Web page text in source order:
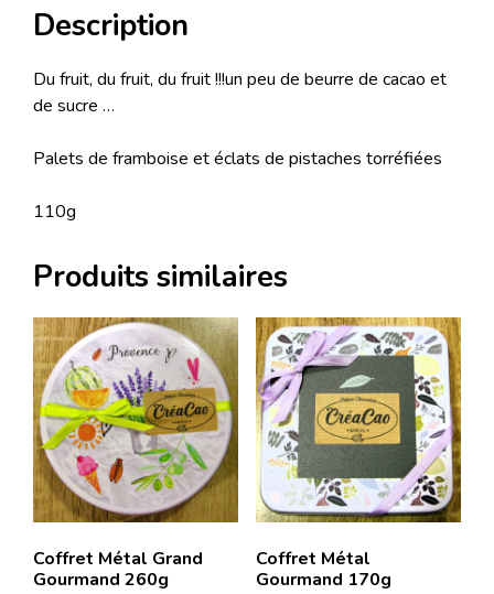
Description
Du fruit, du fruit, du fruit !!!un peu de beurre de cacao et
de sucre …
Palets de framboise et éclats de pistaches torréfiées
110g
Produits similaires
Coffret Métal Grand
Gourmand 260g
Coffret Métal
Gourmand 170g